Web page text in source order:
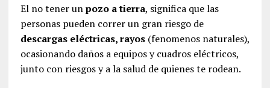
El no tener unpozo a tierra, significa que las
personas pueden correr un gran riesgo de
descargas eléctricas, rayos(fenomenos naturales),
ocasionando daños a equipos y cuadros eléctricos,
junto con riesgos y a la salud de quienes te rodean.